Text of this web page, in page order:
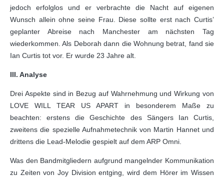
jedoch erfolglos und er verbrachte die Nacht auf eigenen
Wunsch allein ohne seine Frau. Diese sollte erst nach Curtis’
geplanter Abreise nach Manchester am nächsten Tag
wiederkommen. Als Deborah dann die Wohnung betrat, fand sie
Ian Curtis tot vor. Er wurde 23 Jahre alt.
III. Analyse
Drei Aspekte sind in Bezug auf Wahrnehmung und Wirkung von
LOVE WILL TEAR US APART in besonderem Maße zu
beachten: erstens die Geschichte des Sängers Ian Curtis,
zweitens die spezielle Aufnahmetechnik von Martin Hannet und
drittens die Lead-Melodie gespielt auf dem ARP Omni.
Was den Bandmitgliedern aufgrund mangelnder Kommunikation
zu Zeiten von Joy Division entging, wird dem Hörer im Wissen